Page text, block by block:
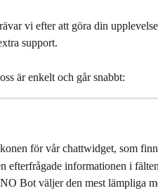
vi efter att göra din
support.
är enkelt och går snabbt:
för vår chattwidget, som
efterfrågade informationen i
Bot väljer den mest lämpliga